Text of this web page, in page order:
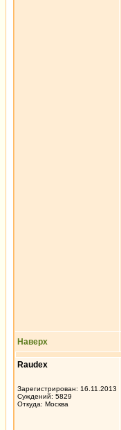
Наверх
Raudex
Зарегистрирован: 16.11.2013
Суждений: 5829
Откуда: Москва